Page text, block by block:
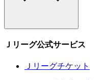
Ｊリーグ公式サービス
Ｊリーグチケット